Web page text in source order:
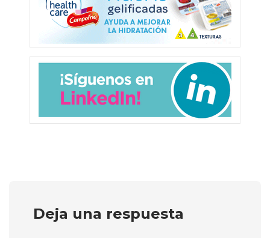
Deja una respuesta